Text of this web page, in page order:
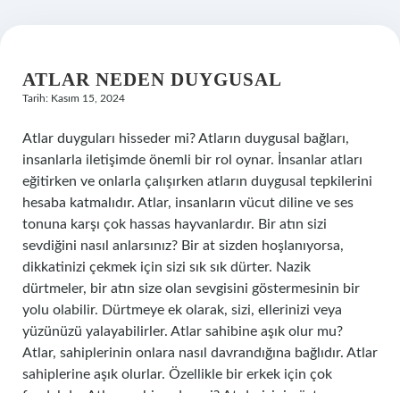
ATLAR NEDEN DUYGUSAL
Tarih: Kasım 15, 2024
Atlar duyguları hisseder mi? Atların duygusal bağları,
insanlarla iletişimde önemli bir rol oynar. İnsanlar atları
eğitirken ve onlarla çalışırken atların duygusal tepkilerini
hesaba katmalıdır. Atlar, insanların vücut diline ve ses
tonuna karşı çok hassas hayvanlardır. Bir atın sizi
sevdiğini nasıl anlarsınız? Bir at sizden hoşlanıyorsa,
dikkatinizi çekmek için sizi sık sık dürter. Nazik
dürtmeler, bir atın size olan sevgisini göstermesinin bir
yolu olabilir. Dürtmeye ek olarak, sizi, ellerinizi veya
yüzünüzü yalayabilirler. Atlar sahibine aşık olur mu?
Atlar, sahiplerinin onlara nasıl davrandığına bağlıdır. Atlar
sahiplerine aşık olurlar. Özellikle bir erkek için çok